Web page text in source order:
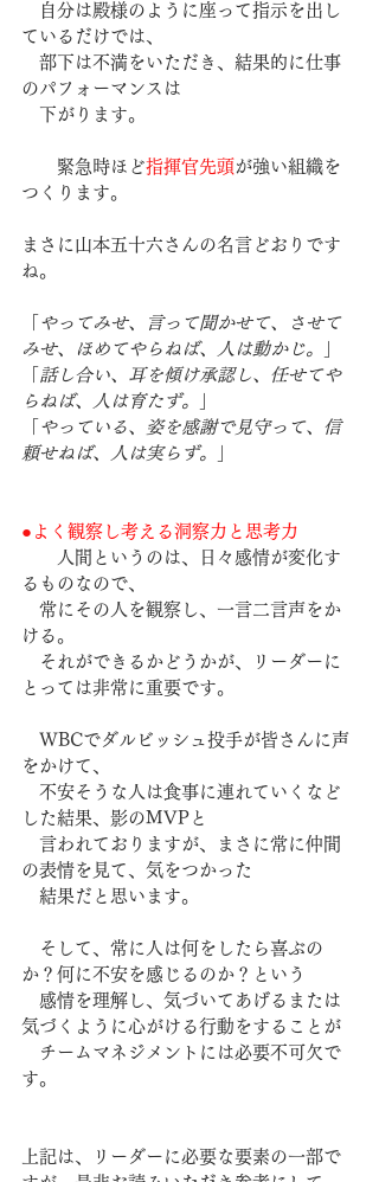
自分は殿様のように座って指示を出し
ているだけでは、
部下は不満をいただき、結果的に仕事
のパフォーマンスは
下がります。
緊急時ほど指揮官先頭 が強い組織を
つくります。
まさに山本五十六さんの名言どおりです
ね。
やってみせ、言って聞かせて、させて
みせ、ほめてやらねば、人は動かじ。
話し合い、耳を傾け承認し、任せてや
らねば、人は育たず。
やっている、姿を感謝で見守って、信
頼せねば、人は実らず。
● よく観察し考える洞察力と思考力
人間というのは、日々感情が変化す
るものなので、
常にその人を観察し、一言二言声をか
ける。
それができるかどうかが、リーダーに
とっては非常に重要です。
WBCでダルビッシュ投手が皆さんに声
をかけて、
不安そうな人は食事に連れていくなど
した結果、影のMVPと
言われておりますが、まさに常に仲間
の表情を見て、気をつかった
結果だと思います。
そして、常に人は何をしたら喜ぶの
か？何に不安を感じるのか？という
感情を理解し、気づいてあげるまたは
気づくように心がける行動をすることが
チームマネジメントには必要不可欠で
す。
上記は、リーダーに必要な要素の一部で